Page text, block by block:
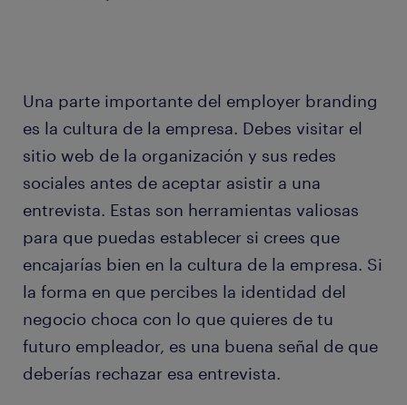
Una parte importante del employer branding
es la cultura de la empresa. Debes visitar el
sitio web de la organización y sus redes
sociales antes de aceptar asistir a una
entrevista. Estas son herramientas valiosas
para que puedas establecer si crees que
encajarías bien en la cultura de la empresa. Si
la forma en que percibes la identidad del
negocio choca con lo que quieres de tu
futuro empleador, es una buena señal de que
deberías rechazar esa entrevista.